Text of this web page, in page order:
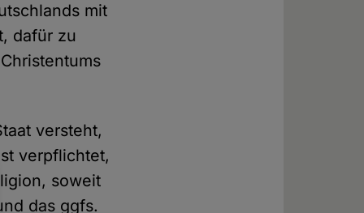
mit
dafür zu
versteht,
verpflichtet,
soweit
das ggfs.